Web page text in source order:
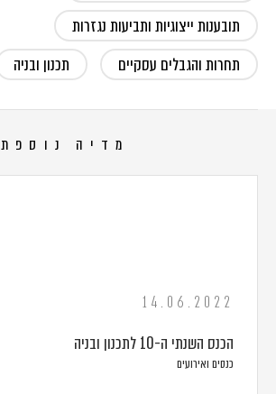
תובענות ייצוגיות ותביעות נגזרות
תחרות והגבלים עסקיים
תכנון ובניה
מדיה נוספת
14.06.2022
הכנס השנתי ה-10 לתכנון ובניה
כנסים ואירועים